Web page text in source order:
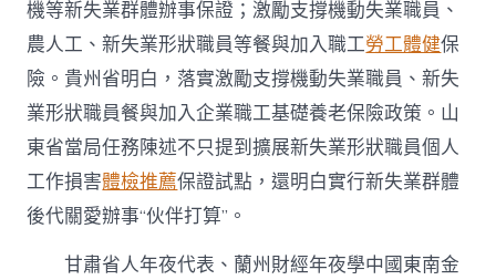
機等新失業群體辦事保證；激勵支撐機動失業職員、
農人工、新失業形狀職員等餐與加入職工勞工體健保
險。貴州省明白，落實激勵支撐機動失業職員、新失
業形狀職員餐與加入企業職工基礎養老保險政策。山
東省當局任務陳述不只提到擴展新失業形狀職員個人
工作損害體檢推薦保證試點，還明白實行新失業群體
後代關愛辦事“伙伴打算”。
甘肅省人年夜代表、蘭州財經年夜學中國東南金